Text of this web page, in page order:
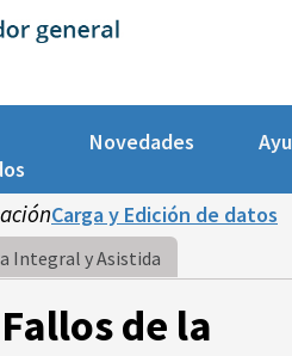
Novedades
Carga y Edición de datos
Integral y Asistida
de la